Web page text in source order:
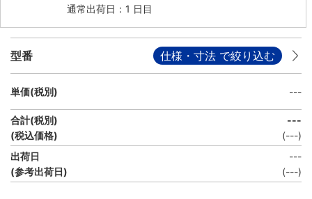
通常出荷日：1 日目
型番 仕様・寸法 で絞り込む
単価(税別) ---
合計(税別)
(税込価格)
---
(---)
出荷日
(参考出荷日)
---
(---)